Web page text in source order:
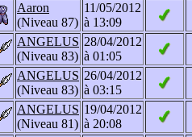
Aaron
(Niveau 87)
11/05/2012
à 13:09
ANGELUS
(Niveau 83)
28/04/2012
à 01:05
ANGELUS
(Niveau 83)
26/04/2012
à 03:15
ANGELUS
(Niveau 81)
19/04/2012
à 20:08